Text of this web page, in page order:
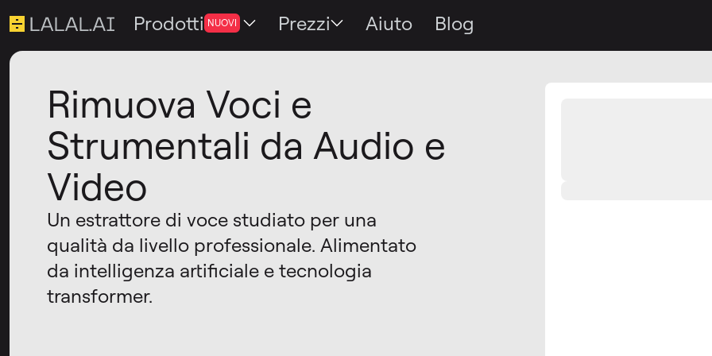
Prodotti NUOVI Prezzi Aiuto Blog
Rimuova Voci e
Strumentali da Audio e
Video
Un estrattore di voce studiato per una
qualità da livello professionale. Alimentato
da intelligenza artificiale e tecnologia
transformer.